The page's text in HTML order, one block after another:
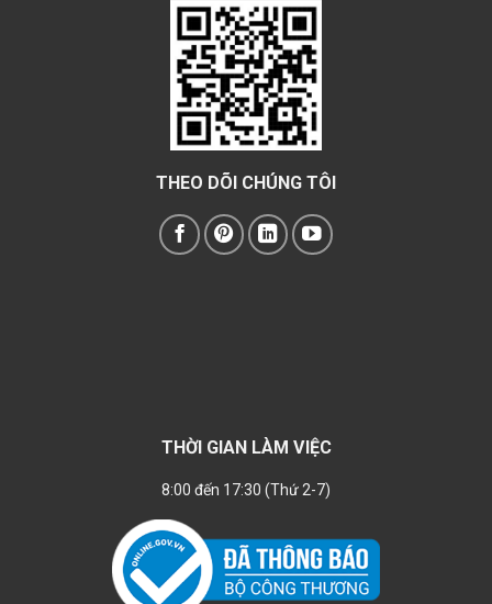
THEO DÕI CHÚNG TÔI
THỜI GIAN LÀM VIỆC
8:00 đến 17:30 (Thứ 2-7)